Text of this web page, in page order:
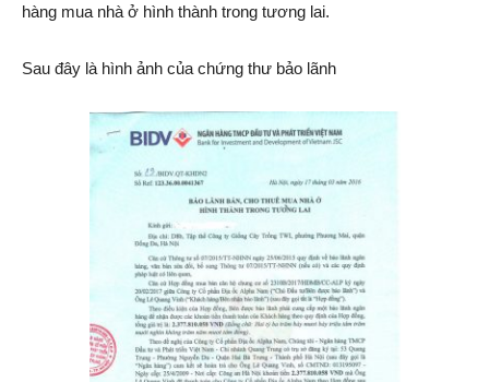
hàng mua nhà ở hình thành trong tương lai.
Sau đây là hình ảnh của chứng thư bảo lãnh